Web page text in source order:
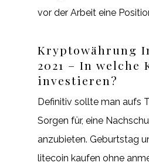
vor der Arbeit eine
Kryptowährung
2021 – In welche
investieren?
Definitiv sollte man aufs
Sorgen für, eine
anzubieten. Geburtstag
litecoin kaufen ohne